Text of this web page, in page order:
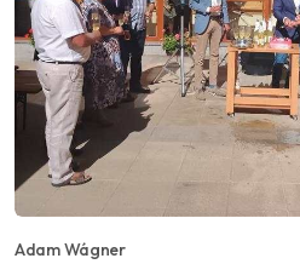
Adam Wágner